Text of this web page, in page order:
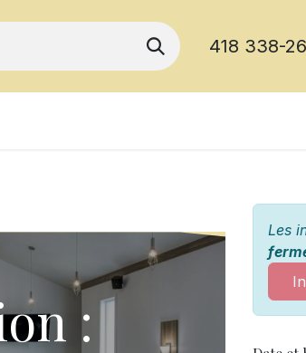
418 338-
:
Les